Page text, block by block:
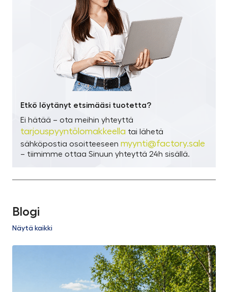
Etkö löytänyt etsimääsi tuotetta?
Ei hätää – ota meihin yhteyttä
tarjouspyyntölomakkeella tai lähetä
sähköpostia osoitteeseen myynti@factory.sale
– tiimimme ottaa Sinuun yhteyttä 24h sisällä.
Blogi
Näytä kaikki